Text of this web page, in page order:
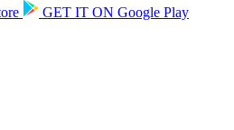
GET IT ON Google Play